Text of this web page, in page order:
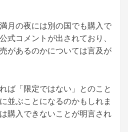
月の夜には別の国でも購入で
式コメントが出されており、
があるのかについては言及が
ば「限定ではない」とのこと
並ぶことになるのかもしれま
購入できないことが明言され